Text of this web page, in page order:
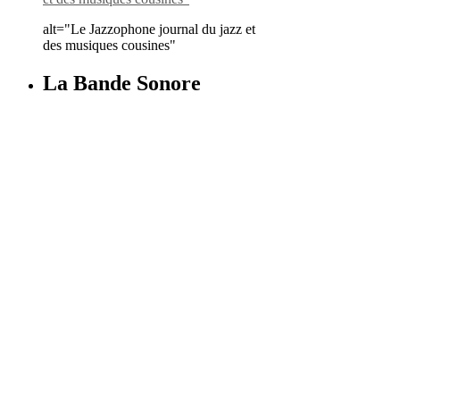
alt="Le Jazzophone journal du jazz et
des musiques cousines"
La Bande Sonore